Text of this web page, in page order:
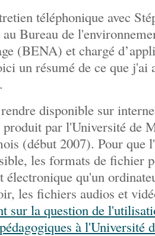
téléphonique avec
au Bureau de
(BENA) et chargé
un résumé de ce que j'ai
disponible sur
produit par l'Université de
(début 2007). Pour que
les formats de fichier
électronique qu'un
les fichiers audios et
sur la question de
à l'Université